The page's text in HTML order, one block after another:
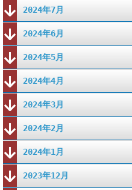
2024年7月
2024年6月
2024年5月
2024年4月
2024年3月
2024年2月
2024年1月
2023年12月